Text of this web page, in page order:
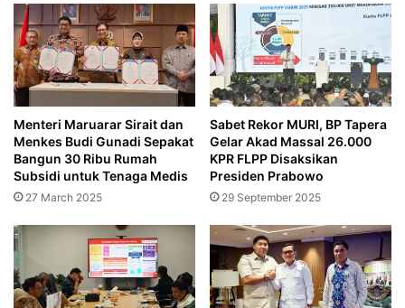
Menteri Maruarar Sirait dan
Menkes Budi Gunadi Sepakat
Bangun 30 Ribu Rumah
Subsidi untuk Tenaga Medis
27 March 2025
Sabet Rekor MURI, BP Tapera
Gelar Akad Massal 26.000
KPR FLPP Disaksikan
Presiden Prabowo
29 September 2025